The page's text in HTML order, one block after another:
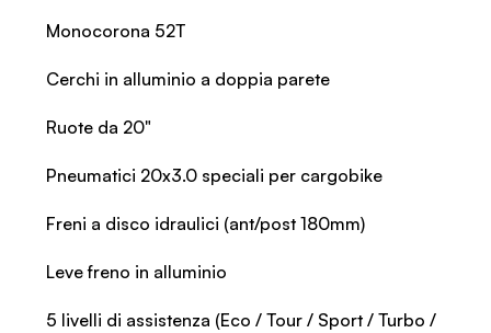
Monocorona 52T
Cerchi in alluminio a doppia parete
Ruote da 20"
Pneumatici 20x3.0 speciali per cargobike
Freni a disco idraulici (ant/post 180mm)
Leve freno in alluminio
5 livelli di assistenza (Eco / Tour / Sport / Turbo /